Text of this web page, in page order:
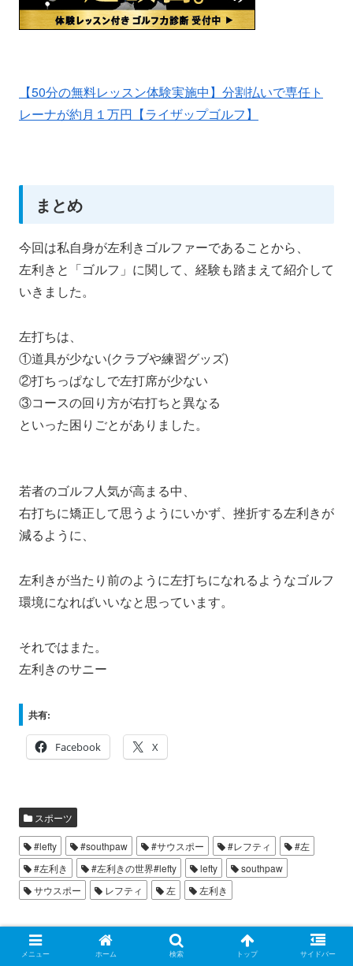
【50分の無料レッスン体験実施中】分割払いで専任ト
レーナが約月１万円【ライザップゴルフ】
まとめ
今回は私自身が左利きゴルファーであることから、
左利きと「ゴルフ」に関して、経験も踏まえて紹介して
いきました。
左打ちは、
①道具が少ない(クラブや練習グッズ)
②打ちっぱなしで左打席が少ない
③コースの回り方が右打ちと異なる
といった困りごとがありました。
若者のゴルフ人気が高まる中、
右打ちに矯正して思うようにいかず、挫折する左利きが
減るように、
左利きが当たり前のように左打ちになれるようなゴルフ
環境になればいいなと思っています。
それではまた。
左利きのサニー
共有:
Facebook X
スポーツ
#lefty #southpaw #サウスポー #レフティ
#左
#左利き
#左利きの世界#lefty lefty
southpaw
サウスポー
レフティ 左 左利き
スポンサーリンク
メニュー ホーム 検索 トップ サイドバー